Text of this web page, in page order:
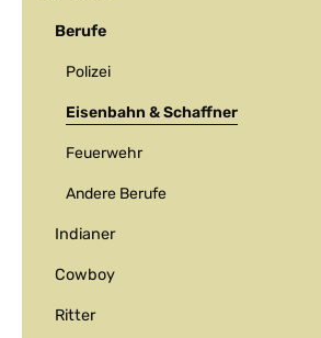
Berufe
Polizei
Eisenbahn & Schaffner
Feuerwehr
Andere Berufe
Indianer
Cowboy
Ritter